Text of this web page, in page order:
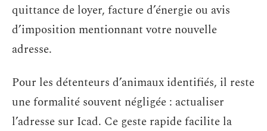
quittance de loyer, facture d’énergie ou avis
d’imposition mentionnant votre nouvelle
adresse.
Pour les détenteurs d’animaux identifiés, il reste
une formalité souvent négligée : actualiser
l’adresse sur Icad. Ce geste rapide facilite la